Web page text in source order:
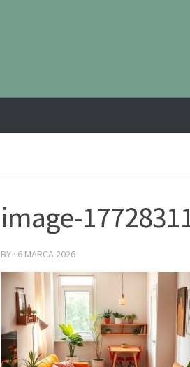
image-
BY · 6 MARCA 2026